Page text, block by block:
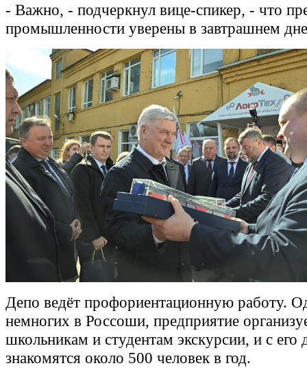
- Важно, - подчеркнул вице-спикер, - что
промышленности уверены в завтрашнем
Депо ведёт профориентационную работу.
немногих в Россоши, предприятие
школьникам и студентам экскурсии, и с его
знакомятся около 500 человек в год.